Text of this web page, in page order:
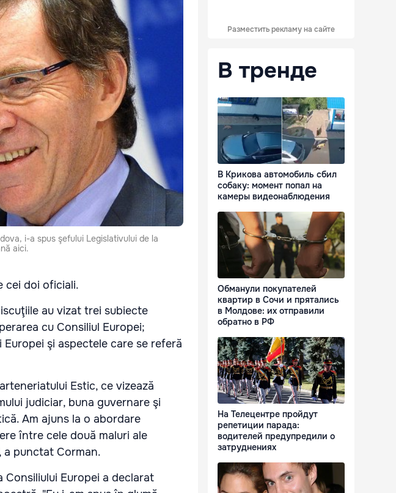
i-a spus şefului Legislativului de la
aici.
cei doi oficiali.
au vizat trei subiecte
cu Consiliul Europei;
şi aspectele care se referă
Estic, ce vizează
judiciar, buna guvernare şi
Am ajuns la o abordare
între cele două maluri ale
a punctat Corman.
Consiliului Europei a declarat
Разместить рекламу на сайте
В тренде
В Крикова автомобиль сбил
собаку: момент попал на
камеры видеонаблюдения
Обманули покупателей
квартир в Сочи и прятались
в Молдове: их отправили
обратно в РФ
На Телецентре пройдут
репетиции парада:
водителей предупредили о
затруднениях